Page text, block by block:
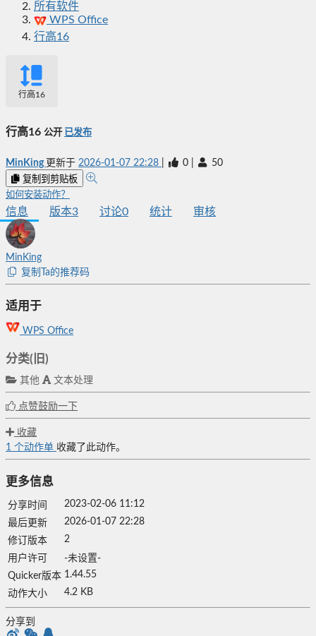
所有软件
WPS Office
行高16
行高16
行高16 公开 已发布
MinKing 更新于 2026-01-07 22:28 0 50
复制到剪贴板
如何安装动作？
信息 版本3 讨论0 统计 审核
MinKing
复制Ta的推荐码
适用于
WPS Office
分类(旧)
其他 文本处理
点赞鼓励一下
收藏
1 个动作单 收藏了此动作。
更多信息
分享时间
2023-02-06 11:12
最后更新
2026-01-07 22:28
修订版本
2
用户许可
-未设置-
Quicker版本 1.44.55
动作大小
4.2 KB
分享到